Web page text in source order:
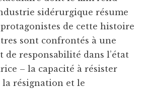
sidérurgique résume
protagonistes de cette histoire
sont confrontés à une
responsabilité dans l’état
– la capacité à résister
la résignation et le